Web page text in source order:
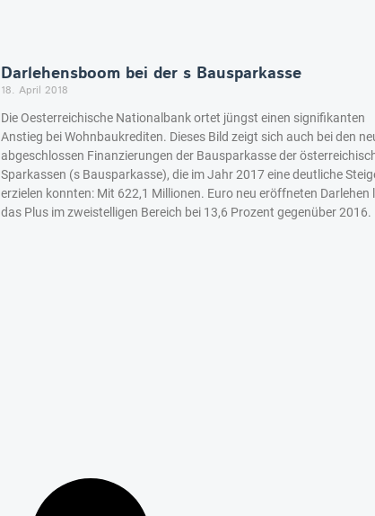
Darlehensboom bei der s Bausparkasse
18. April 2018
Die Oesterreichische Nationalbank ortet jüngst einen signifikanten
Anstieg bei Wohnbaukrediten. Dieses Bild zeigt sich auch bei den
abgeschlossen Finanzierungen der Bausparkasse der
Sparkassen (s Bausparkasse), die im Jahr 2017 eine deutliche
erzielen konnten: Mit 622,1 Millionen. Euro neu eröffneten Darlehen
das Plus im zweistelligen Bereich bei 13,6 Prozent gegenüber 2016.